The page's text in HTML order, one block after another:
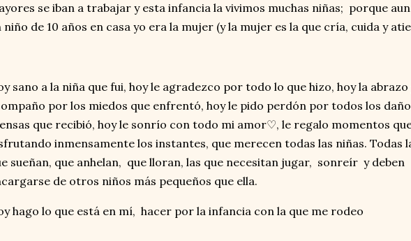
se iban a trabajar y esta infancia la vivimos muchas niñas; porque
niño de 10 años en casa yo era la mujer (y la mujer es la que cría, cuida y
sano a la niña que fui, hoy le agradezco por todo lo que hizo, hoy la abrazo
por los miedos que enfrentó, hoy le pido perdón por todos los
que recibió, hoy le sonrío con todo mi amor♡, le regalo momentos
inmensamente los instantes, que merecen todas las niñas. Todas
sueñan, que anhelan, que lloran, las que necesitan jugar, sonreír y deben
de otros niños más pequeños que ella.
hago lo que está en mí, hacer por la infancia con la que me rodeo